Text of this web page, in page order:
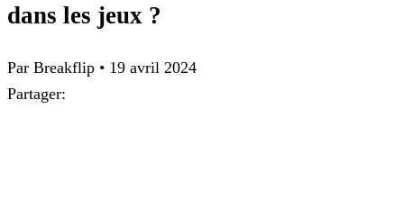
dans les jeux ?
Par Breakflip • 19 avril 2024
Partager: